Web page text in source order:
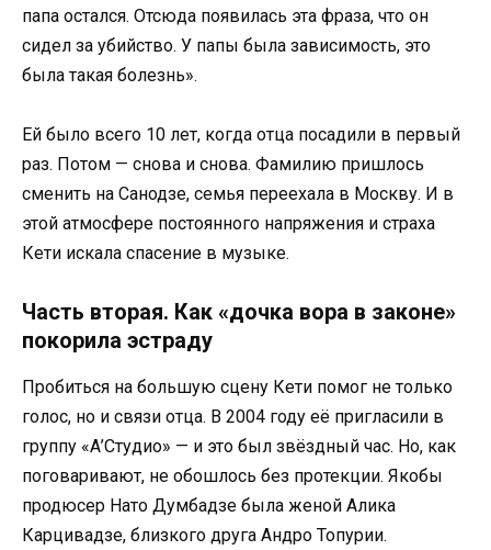
папа остался. Отсюда появилась эта фраза, что он
сидел за убийство. У папы была зависимость, это
была такая болезнь».
Ей было всего 10 лет, когда отца посадили в первый
раз. Потом — снова и снова. Фамилию пришлось
сменить на Санодзе, семья переехала в Москву. И в
этой атмосфере постоянного напряжения и страха
Кети искала спасение в музыке.
Часть вторая. Как «дочка вора в законе»
покорила эстраду
Пробиться на большую сцену Кети помог не только
голос, но и связи отца. В 2004 году её пригласили в
группу «А’Студио» — и это был звёздный час. Но, как
поговаривают, не обошлось без протекции. Якобы
продюсер Нато Думбадзе была женой Алика
Карцивадзе, близкого друга Андро Топурии.